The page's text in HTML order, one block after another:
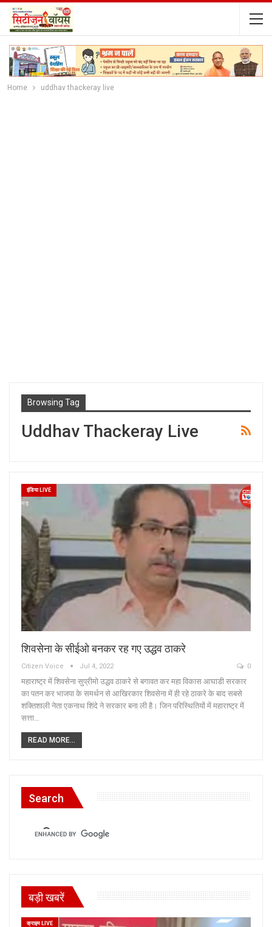
Home uddhav thackeray live
Browsing Tag
Uddhav Thackeray Live
इंडिया LIVE
शिवसेना के सीईओ बनकर रह गए उद्धव ठाकरे
Citizen Voice Jul 4, 2022 0
महाराष्ट्र में शिवसेना सुप्रीमो उद्धव ठाकरे से बगावत कर महा विकास आघाडी सरकार
का पतन कर भाजपा के समर्थन से आखिरकार शिवसेना में ही रहे ठाकरे के बाद सबसे
शक्तिशाली नेता एकनाथ शिंदे ने सरकार बना ली है। जिन परिस्थितियों में महाराष्ट्र में
सत्ता…
READ MORE...
Search
बड़ी खबरें
क्राइम LIVE